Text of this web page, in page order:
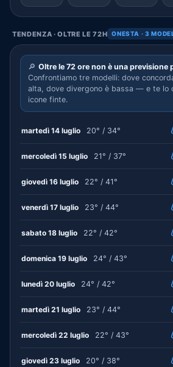
TENDENZA · OLTRE LE 72H ONESTA · 3
🔎 Oltre le 72 ore non è una previsione
Confrontiamo tre modelli: dove
alta, dove divergono è bassa — e te lo
icone finte.
martedì 14 luglio 20° / 34°
mercoledì 15 luglio 21° / 37°
giovedì 16 luglio 22° / 41°
venerdì 17 luglio 23° / 44°
sabato 18 luglio 22° / 42°
domenica 19 luglio 24° / 43°
lunedì 20 luglio 24° / 42°
martedì 21 luglio 23° / 44°
mercoledì 22 luglio 22° / 43°
giovedì 23 luglio 20° / 38°